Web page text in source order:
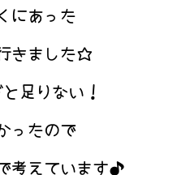
にあった
きました☆
足りない！
ったので
考えています♪